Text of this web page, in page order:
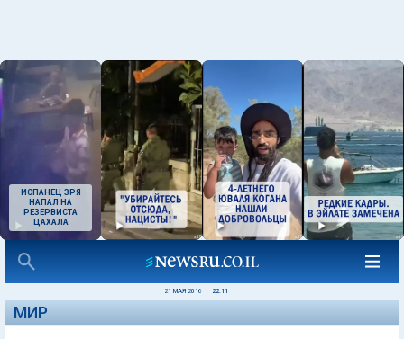
ИСПАНЕЦ ЗРЯ
НАПАЛ НА
РЕЗЕРВИСТА
ЦАХАЛА
21 МАЯ 2016 22:11
МИР